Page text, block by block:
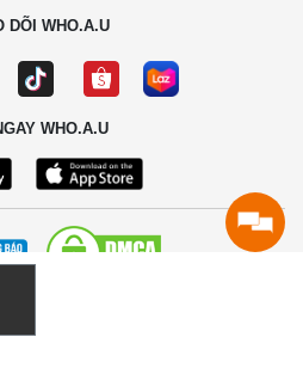
DÕI WHO.A.U
WHO.A.U
về Công ty TNHH TC Commerce